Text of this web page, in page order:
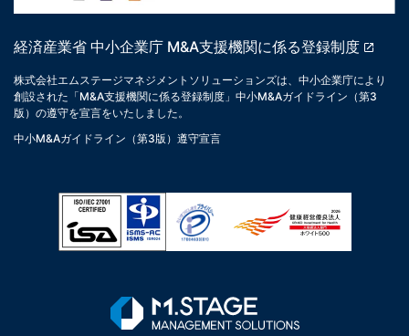
経済産業省 中小企業庁 M&A支援機関に係る登録制度
株式会社エムステージマネジメントソリューションズは、中小企業庁により
創設された「M&A支援機関に係る登録制度」中小M&Aガイドライン（第3
版）の遵守を宣言をいたしました。
中小M&Aガイドライン（第3版）遵守宣言